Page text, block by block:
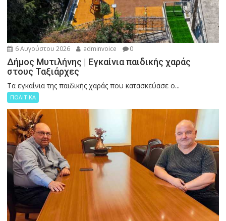
6 Αυγούστου 2026 adminvoice 0
Δήμος Μυτιλήνης | Εγκαίνια παιδικής χαράς
στους Ταξιάρχες
Tα εγκαίνια της παιδικής χαράς που κατασκεύασε ο...
ΠΟΛΙΤΙΚΑ